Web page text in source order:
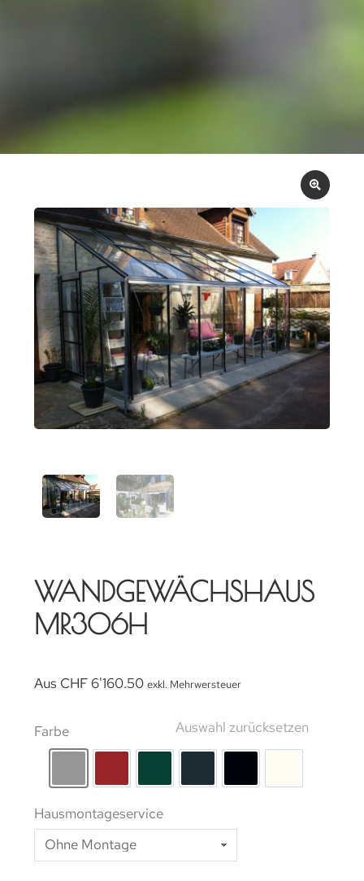
WANDGEWÄCHSHAUS
MR306H
Aus CHF6'160.50 exkl. Mehrwersteuer
Farbe
Hausmontageservice
Auswahl zurücksetzen